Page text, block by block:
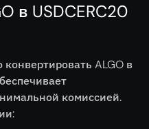
в USDCERC20
ALGO в
комиссией.